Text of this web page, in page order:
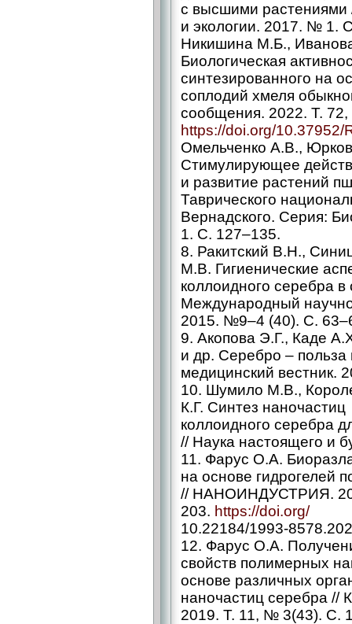
с высшими
и экологии. 2017. № 1.
Никишина М.Б.,
Биологическая
синтезированного на
соплодий хмеля
сообщения. 2022. Т.
https://doi.org/10.37952/
Омельченко А.В.,
Стимулирующее
и развитие растений
Таврического
Вернадского. Серия:
1. С. 127–135.
8. Ракитский В.Н.,
М.В. Гигиенические
коллоидного серебра в
Международный
2015. №9–4 (40). С.
9. Акопова Э.Г., Каде
и др. Серебро –
медицинский вестник.
10. Шумило М.В.,
К.Г. Синтез наночастиц
коллоидного серебра
// Наука настоящего и
11. Фарус О.А.
на основе гидрогелей
// НАНОИНДУСТРИЯ.
203. https://doi.org/
10.22184/1993-
12. Фарус О.А.
свойств полимерных
основе различных
наночастиц серебра //
2019. Т. 11, № 3(43). С.